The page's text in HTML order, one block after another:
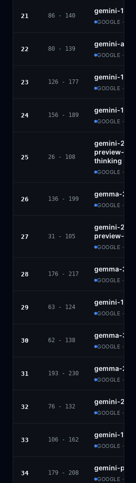
21 86 - 140
gemini-1.5-
GOOGLE ·
22 80 - 139
gemini-
GOOGLE ·
23 126 - 177
gemini-1.5-
GOOGLE ·
24 156 - 189
gemini-1.5-
GOOGLE ·
25 26 - 108
gemini-
preview-
thinking
GOOGLE ·
26 136 - 199
gemma-2-
GOOGLE ·
27 31 - 105
gemini-
preview-
GOOGLE ·
28 176 - 217
gemma-2-
GOOGLE ·
29 63 - 124
gemini-1.5-
GOOGLE ·
30 62 - 138
gemma-3-
GOOGLE ·
31 193 - 230
gemma-2-
GOOGLE ·
32 76 - 132
gemini-2.0-
GOOGLE ·
33 106 - 162
gemini-1.5-
GOOGLE ·
34 179 - 208
gemini-
GOOGLE ·